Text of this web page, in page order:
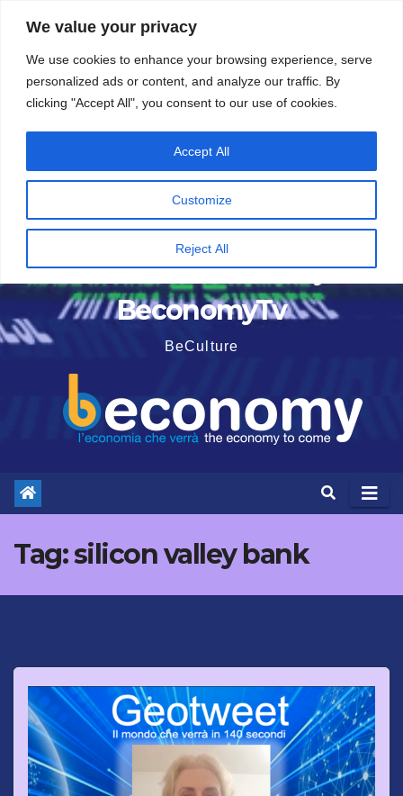
We value your privacy
We use cookies to enhance your browsing experience, serve
personalized ads or content, and analyze our traffic. By
clicking "Accept All", you consent to our use of cookies.
Customize
Reject All
Accept All
contenuto
5 Agosto 2026
BeconomyTv
BeCulture
Tag:silicon valley bank